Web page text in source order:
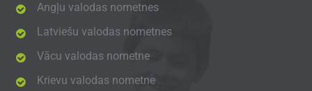
Angļu valodas nometnes
Latviešu valodas nometnes
Vācu valodas nometne
Krievu valodas nometne